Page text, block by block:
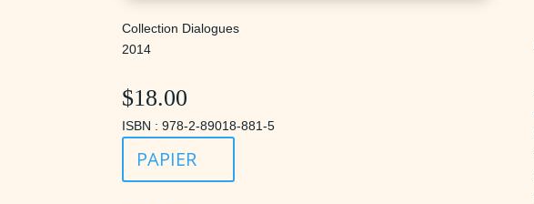
Collection Dialogues
2014
$18.00
ISBN : 978-2-89018-881-5
PAPIER